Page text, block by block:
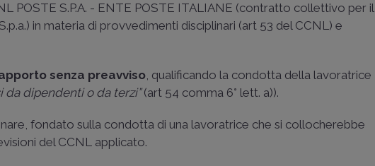
POSTE S.P.A. - ENTE POSTE ITALIANE (contratto collettivo per il
in materia di provvedimenti disciplinari (art 53 del CCNL) e
senza preavviso, qualificando la condotta della lavoratrice
dipendenti o da terzi”(art 54 comma 6° lett. a)).
fondato sulla condotta di una lavoratrice che si collocherebbe
del CCNL applicato.